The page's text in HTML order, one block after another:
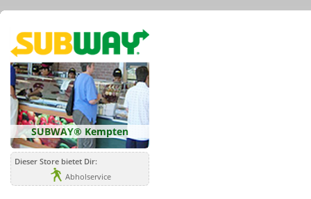
SUBWAY® Kempten
Dieser Store bietet Dir:
Abholservice